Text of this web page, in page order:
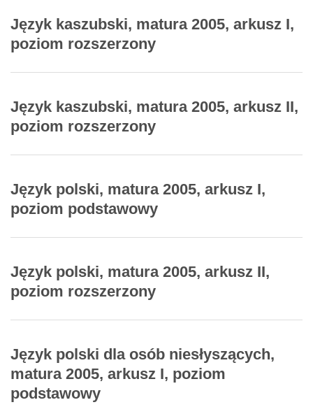
Język kaszubski, matura 2005, arkusz I,
poziom rozszerzony
Język kaszubski, matura 2005, arkusz II,
poziom rozszerzony
Język polski, matura 2005, arkusz I,
poziom podstawowy
Język polski, matura 2005, arkusz II,
poziom rozszerzony
Język polski dla osób niesłyszących,
matura 2005, arkusz I, poziom
podstawowy